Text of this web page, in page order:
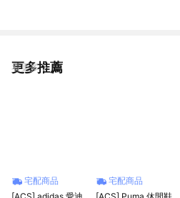
更多推薦
看更多
宅配商品
宅配商品